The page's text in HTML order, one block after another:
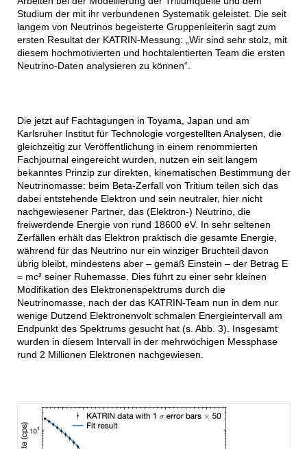
Studium der mit ihr verbundenen Systematik geleistet. Die seit
langem von Neutrinos begeisterte Gruppenleiterin sagt zum
ersten Resultat der KATRIN-Messung: „Wir sind sehr stolz, mit
diesem hochmotivierten und hochtalentierten Team die ersten
Neutrino-Daten analysieren zu können“.
Die jetzt auf Fachtagungen in Toyama, Japan und am
Karlsruher Institut für Technologie vorgestellten Analysen, die
gleichzeitig zur Veröffentlichung in einem renommierten
Fachjournal eingereicht wurden, nutzen ein seit langem
bekanntes Prinzip zur direkten, kinematischen Bestimmung der
Neutrinomasse: beim Beta-Zerfall von Tritium teilen sich das
dabei entstehende Elektron und sein neutraler, hier nicht
nachgewiesener Partner, das (Elektron-) Neutrino, die
freiwerdende Energie von rund 18600 eV. In sehr seltenen
Zerfällen erhält das Elektron praktisch die gesamte Energie,
während für das Neutrino nur ein winziger Bruchteil davon
übrig bleibt, mindestens aber – gemäß Einstein – der Betrag E
= mc² seiner Ruhemasse. Dies führt zu einer sehr kleinen
Modifikation des Elektronenspektrums durch die
Neutrinomasse, nach der das KATRIN-Team nun in dem nur
wenige Dutzend Elektronenvolt schmalen Energieintervall am
Endpunkt des Spektrums gesucht hat (s. Abb. 3). Insgesamt
wurden in diesem Intervall in der mehrwöchigen Messphase
rund 2 Millionen Elektronen nachgewiesen.